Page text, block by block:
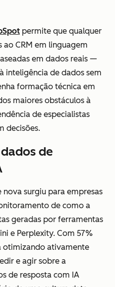
permite que qualquer
ao CRM em linguagem
em dados reais —
inteligência de dados sem
formação técnica em
maiores obstáculos à
de especialistas
decisões.
de
surgiu para empresas
de como a
geradas por ferramentas
e Perplexity. Com 57%
otimizando ativamente
e agir sobre a
de resposta com IA